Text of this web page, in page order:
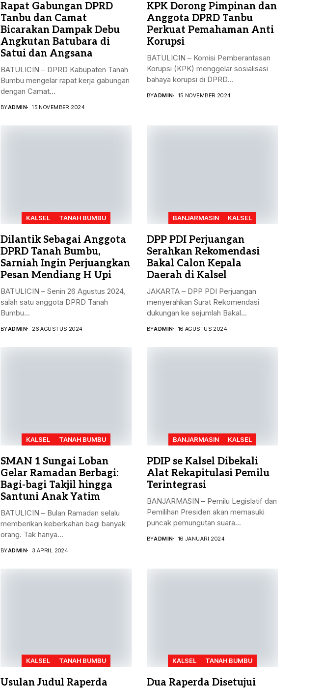
Rapat Gabungan DPRD
Tanbu dan Camat
Bicarakan Dampak Debu
Angkutan Batubara di
Satui dan Angsana
BATULICIN – DPRD Kabupaten Tanah
Bumbu mengelar rapat kerja gabungan
dengan Camat...
BYADMIN 15 NOVEMBER 2024
KPK Dorong Pimpinan dan
Anggota DPRD Tanbu
Perkuat Pemahaman Anti
Korupsi
BATULICIN – Komisi Pemberantasan
Korupsi (KPK) menggelar sosialisasi
bahaya korupsi di DPRD...
BYADMIN 15 NOVEMBER 2024
KALSEL TANAH BUMBU
Dilantik Sebagai Anggota
DPRD Tanah Bumbu,
Sarniah Ingin Perjuangkan
Pesan Mendiang H Upi
BATULICIN – Senin 26 Agustus 2024,
salah satu anggota DPRD Tanah
Bumbu...
BYADMIN 26 AGUSTUS 2024
BANJARMASIN KALSEL
DPP PDI Perjuangan
Serahkan Rekomendasi
Bakal Calon Kepala
Daerah di Kalsel
JAKARTA – DPP PDI Perjuangan
menyerahkan Surat Rekomendasi
dukungan ke sejumlah Bakal...
BYADMIN 16 AGUSTUS 2024
KALSEL TANAH BUMBU
SMAN 1 Sungai Loban
Gelar Ramadan Berbagi:
Bagi-bagi Takjil hingga
Santuni Anak Yatim
BATULICIN – Bulan Ramadan selalu
memberikan keberkahan bagi banyak
orang. Tak hanya...
BYADMIN 3 APRIL 2024
BANJARMASIN KALSEL
PDIP se Kalsel Dibekali
Alat Rekapitulasi Pemilu
Terintegrasi
BANJARMASIN – Pemilu Legislatif dan
Pemilihan Presiden akan memasuki
puncak pemungutan suara...
BYADMIN 16 JANUARI 2024
KALSEL TANAH BUMBU
Usulan Judul Raperda
KALSEL TANAH BUMBU
Dua Raperda Disetujui